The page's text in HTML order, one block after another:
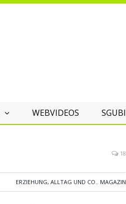
WEBVIDEOS SGUBI
18
ERZIEHUNG, ALLTAG UND CO., MAGAZIN